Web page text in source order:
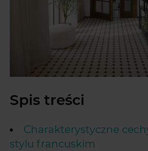
Spis treści
Charakterystyczne
stylu francuskim